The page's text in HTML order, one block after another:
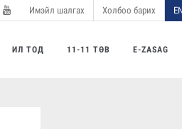
Имэйл шалгах Холбоо барих EN
ИЛ ТОД 11-11 ТӨВ E-ZASAG